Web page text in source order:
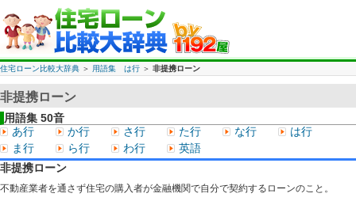
住宅ローン比較大辞典 ＞ 用語集 は行 ＞ 非提携ローン
非提携ローン
用語集 50音
あ行
か行 さ行 た行 な行
は行
ま行
ら行 わ行
英語
非提携ローン
不動産業者を通さず住宅の購入者が金融機関で自分で契約するローンのこと。